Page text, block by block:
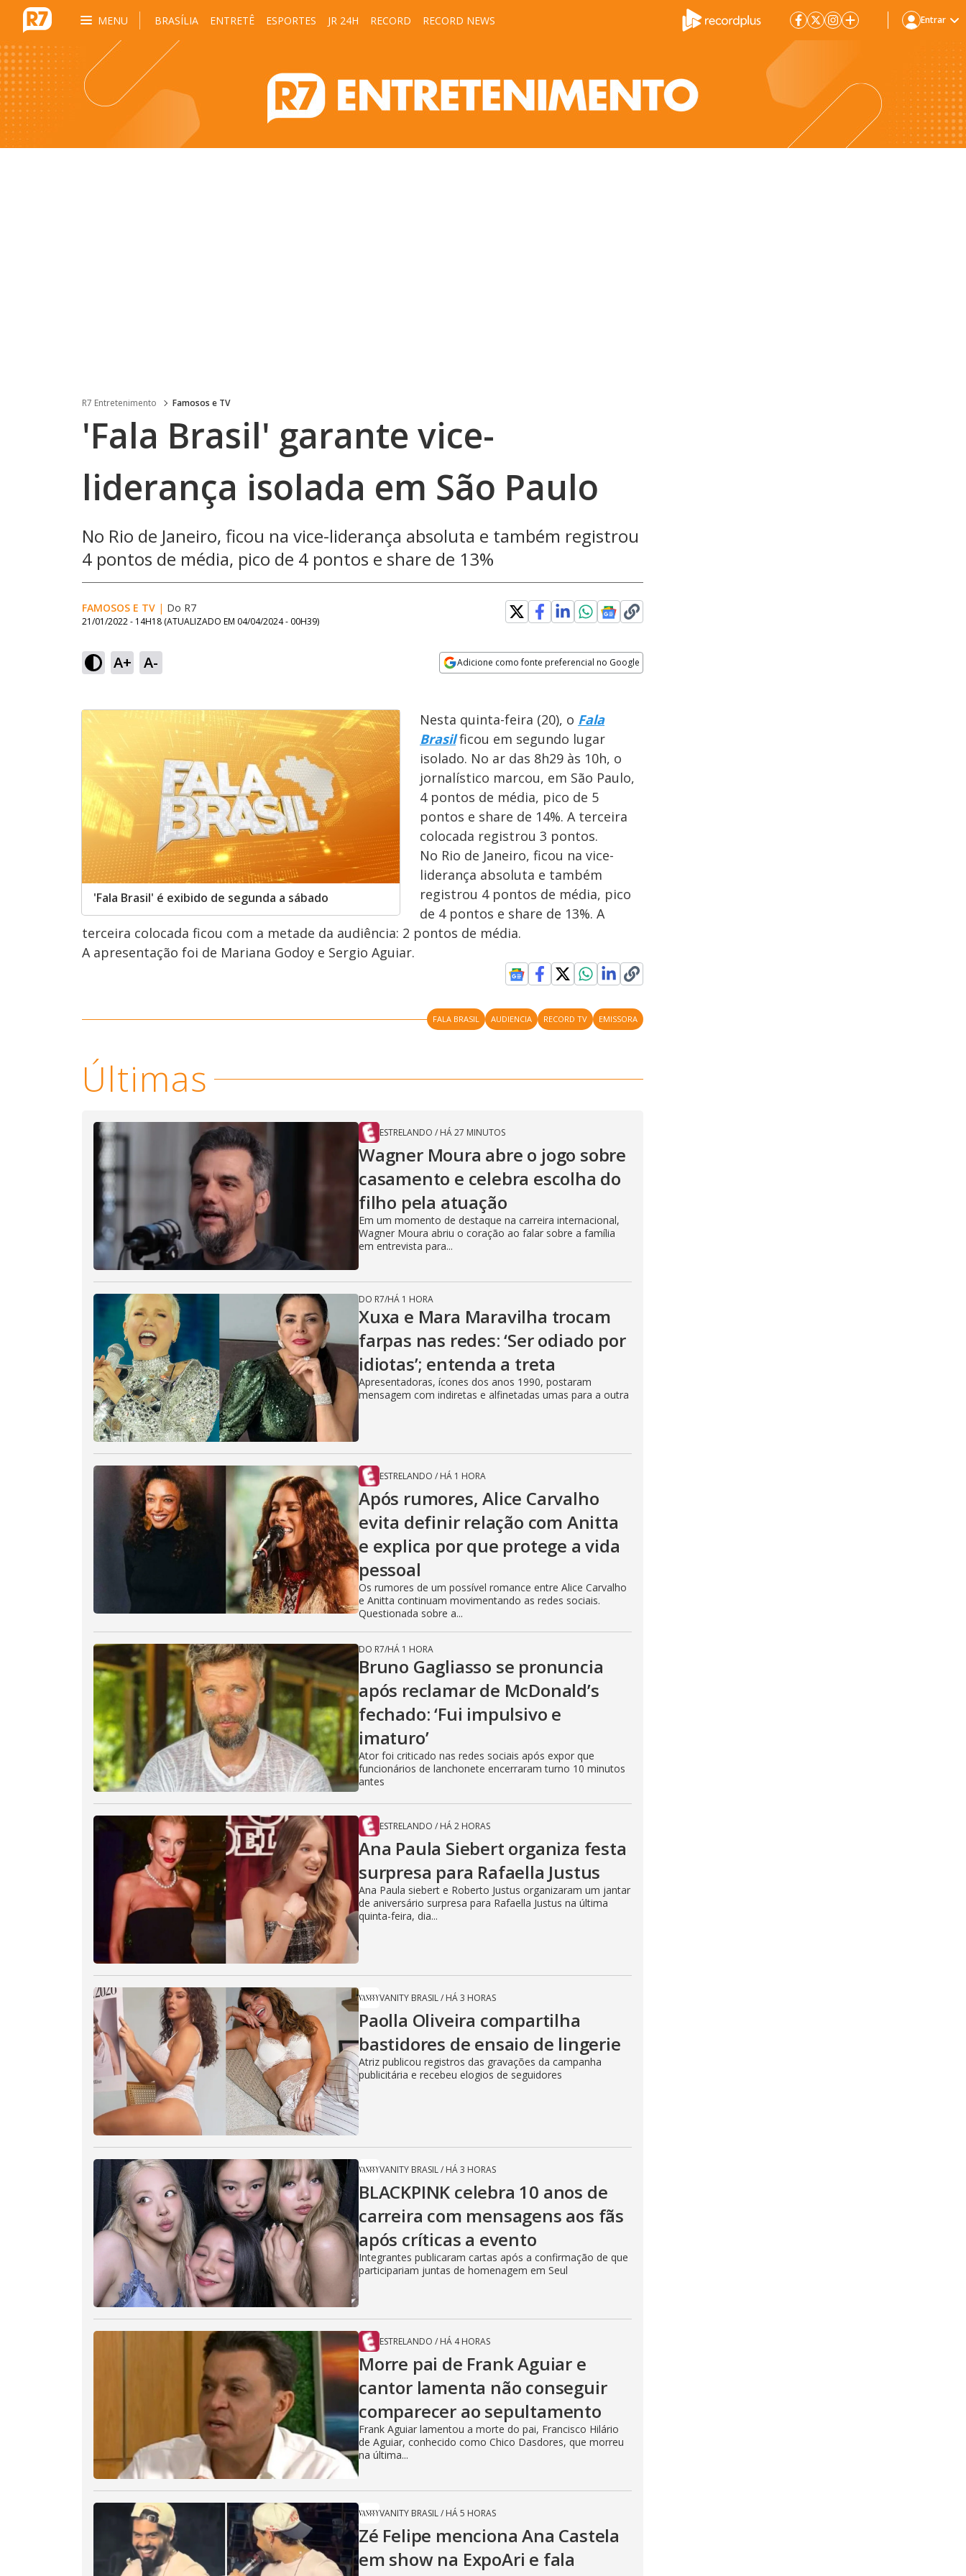
MENU BRASÍLIA ENTRETÊ ESPORTES JR 24H RECORD RECORD NEWS Entrar
R7 Entretenimento Famosos e TV
'Fala Brasil' garante vice-
liderança isolada em São Paulo
No Rio de Janeiro, ficou na vice-liderança absoluta e também registrou
4 pontos de média, pico de 4 pontos e share de 13%
FAMOSOS E TV | Do R7
21/01/2022 - 14H18 (ATUALIZADO EM 04/04/2024 - 00H39)
A+ A- Adicione como fonte preferencial no Google
'Fala Brasil' é exibido de segunda a sábado
Nesta quinta-feira (20), o Fala
Brasilficou em segundo lugar
isolado. No ar das 8h29 às 10h, o
jornalístico marcou, em São Paulo,
4 pontos de média, pico de 5
pontos e share de 14%. A terceira
colocada registrou 3 pontos.
No Rio de Janeiro, ficou na vice-
liderança absoluta e também
registrou 4 pontos de média, pico
de 4 pontos e share de 13%. A
terceira colocada ficou com a metade da audiência: 2 pontos de média.
A apresentação foi de Mariana Godoy e Sergio Aguiar.
FALA BRASIL AUDIENCIA RECORD TV EMISSORA
Últimas
ESTRELANDO / HÁ 27 MINUTOS
Wagner Moura abre o jogo sobre
casamento e celebra escolha do
filho pela atuação
Em um momento de destaque na carreira internacional,
Wagner Moura abriu o coração ao falar sobre a família
em entrevista para...
DO R7/HÁ 1 HORA
Xuxa e Mara Maravilha trocam
farpas nas redes: ‘Ser odiado por
idiotas’; entenda a treta
Apresentadoras, ícones dos anos 1990, postaram
mensagem com indiretas e alfinetadas umas para a outra
ESTRELANDO / HÁ 1 HORA
Após rumores, Alice Carvalho
evita definir relação com Anitta
e explica por que protege a vida
pessoal
Os rumores de um possível romance entre Alice Carvalho
e Anitta continuam movimentando as redes sociais.
Questionada sobre a...
DO R7/HÁ 1 HORA
Bruno Gagliasso se pronuncia
após reclamar de McDonald’s
fechado: ‘Fui impulsivo e
imaturo’
Ator foi criticado nas redes sociais após expor que
funcionários de lanchonete encerraram turno 10 minutos
antes
ESTRELANDO / HÁ 2 HORAS
Ana Paula Siebert organiza festa
surpresa para Rafaella Justus
Ana Paula siebert e Roberto Justus organizaram um jantar
de aniversário surpresa para Rafaella Justus na última
quinta-feira, dia...
VANITY BRASIL/ HÁ 3 HORAS
Paolla Oliveira compartilha
bastidores de ensaio de lingerie
Atriz publicou registros das gravações da campanha
publicitária e recebeu elogios de seguidores
VANITY BRASIL/ HÁ 3 HORAS
BLACKPINK celebra 10 anos de
carreira com mensagens aos fãs
após críticas a evento
Integrantes publicaram cartas após a confirmação de que
participariam juntas de homenagem em Seul
ESTRELANDO / HÁ 4 HORAS
Morre pai de Frank Aguiar e
cantor lamenta não conseguir
comparecer ao sepultamento
Frank Aguiar lamentou a morte do pai, Francisco Hilário
de Aguiar, conhecido como Chico Dasdores, que morreu
na última...
VANITY BRASIL/ HÁ 5 HORAS
Zé Felipe menciona Ana Castela
em show na ExpoAri e fala